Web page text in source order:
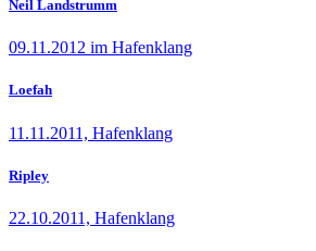
Neil Landstrumm
09.11.2012 im Hafenklang
Loefah
11.11.2011, Hafenklang
Ripley
22.10.2011, Hafenklang